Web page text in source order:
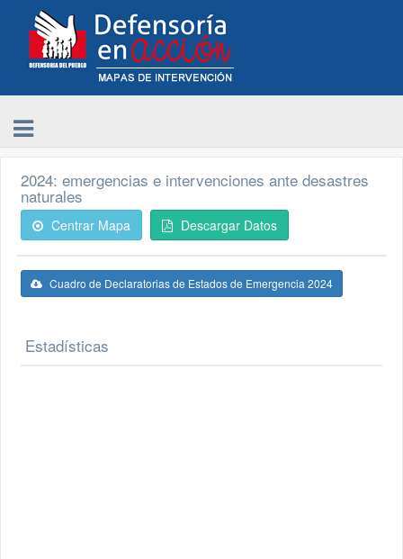
2024: emergencias e intervenciones ante desastres
naturales
Centrar Mapa Descargar Datos
Cuadro de Declaratorias de Estados de Emergencia 2024
Estadísticas